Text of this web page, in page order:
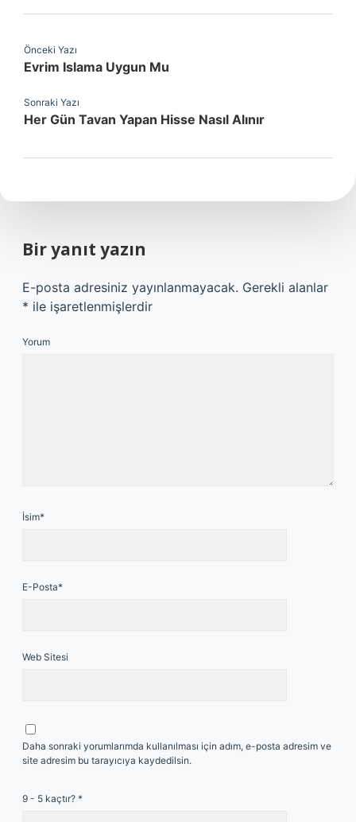
Önceki Yazı
Evrim Islama Uygun Mu
Sonraki Yazı
Her Gün Tavan Yapan Hisse Nasıl Alınır
Bir yanıt yazın
E-posta adresiniz yayınlanmayacak. Gerekli alanlar
* ile işaretlenmişlerdir
Yorum
İsim*
E-Posta*
Web Sitesi
Daha sonraki yorumlarımda kullanılması için adım, e-posta adresim ve
site adresim bu tarayıcıya kaydedilsin.
9 - 5 kaçtır? *